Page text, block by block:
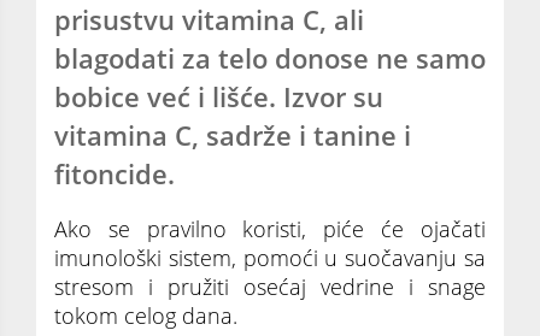
prisustvu vitamina C, ali
blagodati za telo donose ne samo
bobice već i lišće. Izvor su
vitamina C, sadrže i tanine i
fitoncide.
Ako se pravilno koristi, piće će ojačati
imunološki sistem, pomoći u suočavanju sa
stresom i pružiti osećaj vedrine i snage
tokom celog dana.